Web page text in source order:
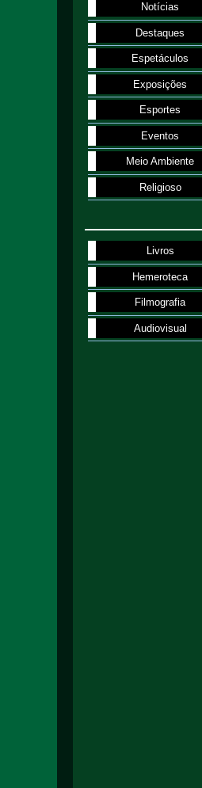
Notícias
Destaques
Espetáculos
Exposições
Esportes
Eventos
Meio Ambiente
Religioso
Livros
Hemeroteca
Filmografia
Audiovisual